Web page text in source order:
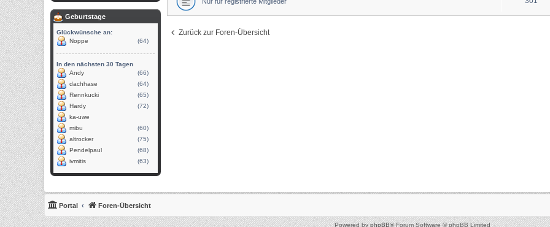
Zurück zur Foren-Übersicht
Geburtstage
Glückwünsche an:
Noppe
(64)
In den nächsten 30 Tagen
Andy
(66)
dachhase
(64)
Rennkucki
(65)
Hardy
(72)
ka-uwe
mibu
(60)
altrocker
(75)
Pendelpaul
(68)
ivmitis
(63)
Portal Foren-Übersicht
Powered byphpBB® Forum Software © phpBB Limited